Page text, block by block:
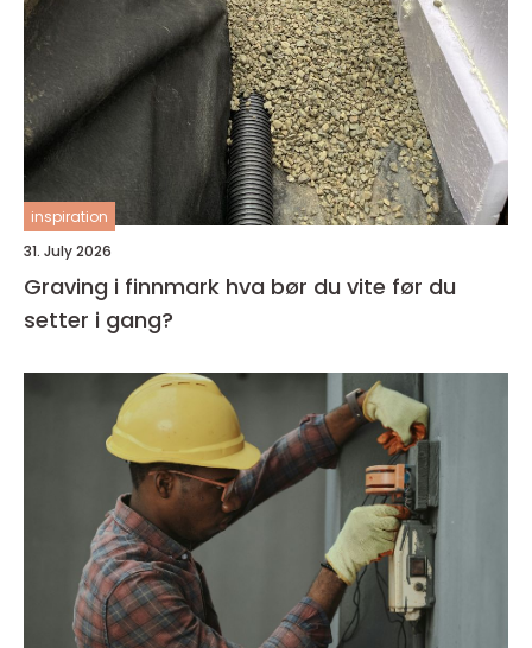
inspiration
31. July 2026
Graving i finnmark hva bør du vite før du
setter i gang?